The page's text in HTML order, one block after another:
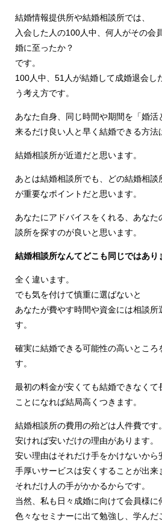
結婚情報提供所や結婚相談所では、
入会した人の100人中、何人がその会
婚に至ったか？
です。
100人中、51人が結婚して成婚退会し
う考え方です。
あなた自身、同じ時間や期間を「婚活
来るだけ良い人と早く結婚できる方法
結婚相談所が近道だと思います。
あとは結婚相談所でも、どの結婚相談
が重要なポイントだと思います。
あなたにアドバイスをくれる、あなた
談所を探すのが良いと思います。
結婚相談所なんてどこも同じではあり
全く違います。
でも気を付けて慎重に選ばないと
あなたが費やす時間や資金には相談所
す。
確実に結婚できる可能性の高いところ
す。
最初の料金が安くても結婚できなくて
ことになれば結局高くつきます。
結婚相談所の費用の殆どは人件費です。
安ければ安いだけの理由があります。
安い理由はそれだけ手をかけないから
手厚いサービスは安くすることが出来
それだけ人の手がかかるからです。
当然、私も日々成婚に向けて会員様に
色々なセミナーに出て勉強し、学ん